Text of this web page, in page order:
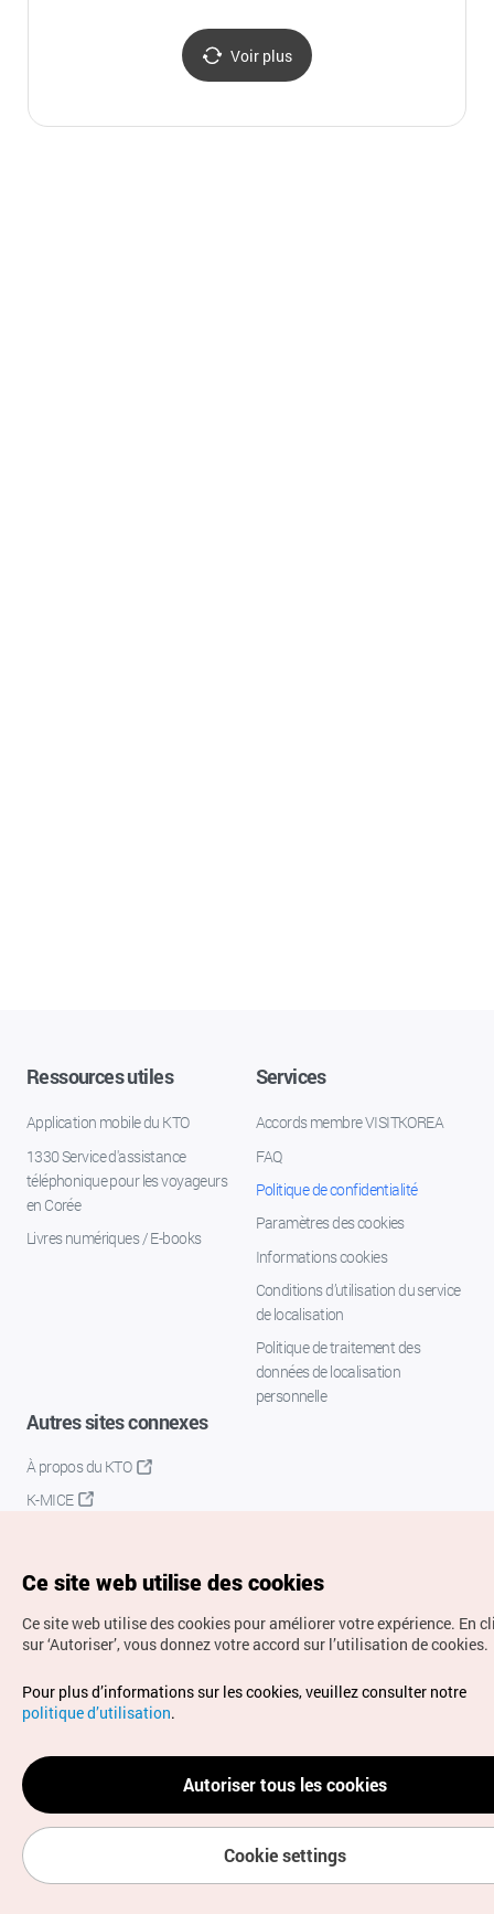
Voir plus
Ressources utiles
Application mobile du KTO
1330 Service d'assistance
téléphonique pour les voyageurs
en Corée
Livres numériques / E-books
Services
Accords membre VISITKOREA
FAQ
Politique de confidentialité
Paramètres des cookies
Informations cookies
Conditions d’utilisation du service
de localisation
Politique de traitement des
données de localisation
personnelle
Autres sites connexes
À propos du KTO
K-MICE
Droits d’auteur (c) Office National du Tourisme en Corée.
Tous droits réservés.
Pour les rapports d'erreurs et demandes de renseignements,
adressez vos demandes à
info.ontc@gmail.com
Ce site web utilise des cookies
Ce site web utilise des cookies pour améliorer votre expérience. En
sur ‘Autoriser’, vous donnez votre accord sur l’utilisation de cookies.
Pour plus d’informations sur les cookies, veuillez consulter notre
politique d’utilisation.
Autoriser tous les cookies
Cookie settings